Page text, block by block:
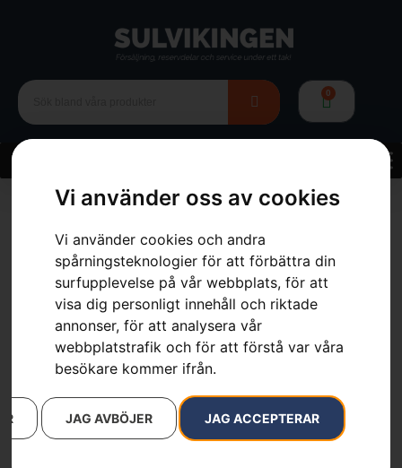
Vi använder oss av cookies
Vi använder cookies och andra
spårningsteknologier för att förbättra din
surfupplevelse på vår webbplats, för att
visa dig personligt innehåll och riktade
annonser, för att analysera vår
webbplatstrafik och för att förstå var våra
besökare kommer ifrån.
JAG ACCEPTERAR
JAG AVBÖJER
0
»Webbutik»Trädgård»Grästrimmers»Tillbehör